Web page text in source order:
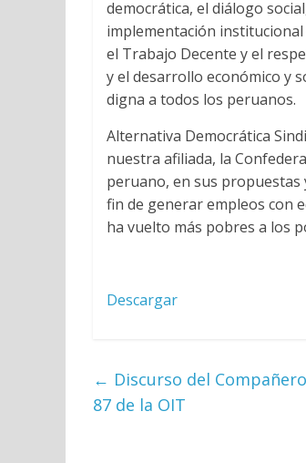
democrática, el diálogo
implementación institucional
el Trabajo Decente y el
y el desarrollo económico y
digna a todos los peruanos.
Alternativa Democrática
nuestra afiliada, la
peruano, en sus propuestas
fin de generar empleos con
ha vuelto más pobres a los
Descargar
← Discurso del
87 de la OIT